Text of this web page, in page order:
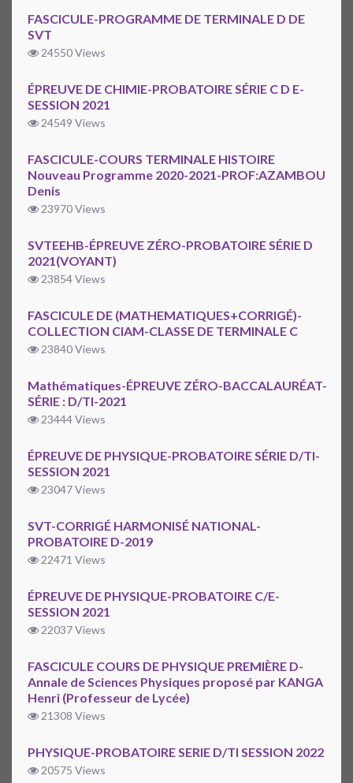
FASCICULE-PROGRAMME DE TERMINALE D DE
SVT
24550 Views
ÉPREUVE DE CHIMIE-PROBATOIRE SÉRIE C D E-
SESSION 2021
24549 Views
FASCICULE-COURS TERMINALE HISTOIRE
Nouveau Programme 2020-2021-PROF:AZAMBOU
Denis
23970 Views
SVTEEHB-ÉPREUVE ZÉRO-PROBATOIRE SÉRIE D
2021(VOYANT)
23854 Views
FASCICULE DE (MATHEMATIQUES+CORRIGÉ)-
COLLECTION CIAM-CLASSE DE TERMINALE C
23840 Views
Mathématiques-ÉPREUVE ZÉRO-BACCALAURÉAT-
SÉRIE : D/TI-2021
23444 Views
ÉPREUVE DE PHYSIQUE-PROBATOIRE SÉRIE D/TI-
SESSION 2021
23047 Views
SVT-CORRIGÉ HARMONISÉ NATIONAL-
PROBATOIRE D-2019
22471 Views
ÉPREUVE DE PHYSIQUE-PROBATOIRE C/E-
SESSION 2021
22037 Views
FASCICULE COURS DE PHYSIQUE PREMIÈRE D-
Annale de Sciences Physiques proposé par KANGA
Henri (Professeur de Lycée)
21308 Views
PHYSIQUE-PROBATOIRE SERIE D/TI SESSION 2022
20575 Views